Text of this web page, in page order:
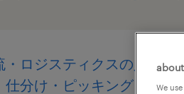
・ロジスティクスの入出
仕分け・ピッキング・梱We